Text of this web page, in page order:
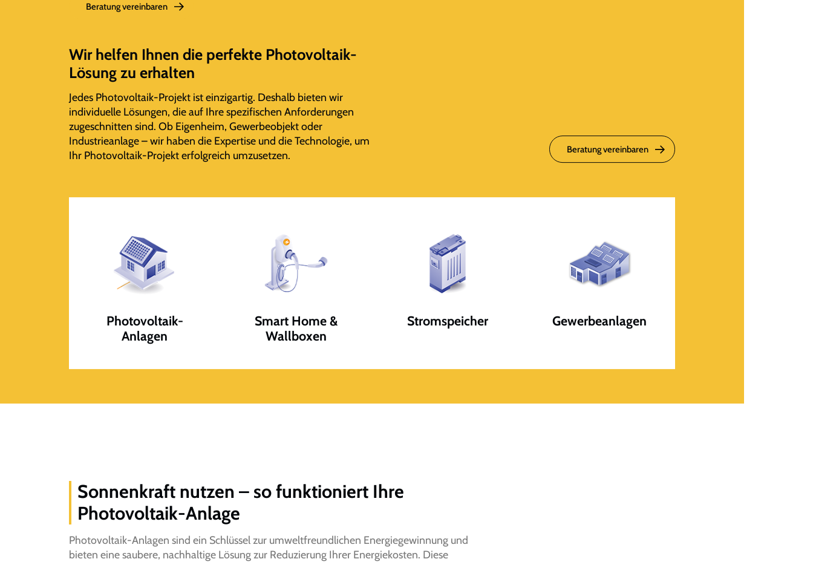
Beratung vereinbaren
Wir helfen Ihnen die perfekte Photovoltaik-
Lösung zu erhalten
Jedes Photovoltaik-Projekt ist einzigartig. Deshalb bieten wir
individuelle Lösungen, die auf Ihre spezifischen Anforderungen
zugeschnitten sind. Ob Eigenheim, Gewerbeobjekt oder
Industrieanlage – wir haben die Expertise und die Technologie, um
Ihr Photovoltaik-Projekt erfolgreich umzusetzen.
Beratung vereinbaren
Photovoltaik-
Anlagen
Smart Home &
Wallboxen
Stromspeicher Gewerbeanlagen
Sonnenkraft nutzen – so funktioniert Ihre
Photovoltaik-Anlage
Photovoltaik-Anlagen sind ein Schlüssel zur umweltfreundlichen Energiegewinnung und
bieten eine saubere, nachhaltige Lösung zur Reduzierung Ihrer Energiekosten. Diese